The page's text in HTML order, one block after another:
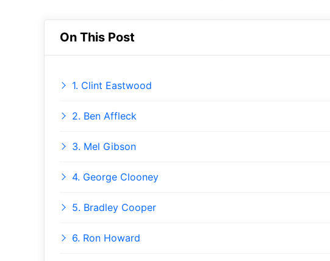
On This Post
1. Clint Eastwood
2. Ben Affleck
3. Mel Gibson
4. George Clooney
5. Bradley Cooper
6. Ron Howard